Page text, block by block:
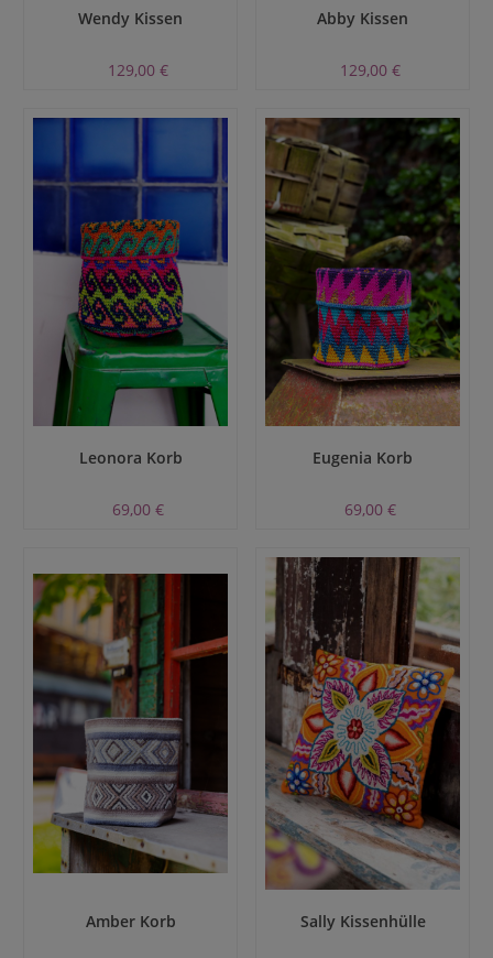
Wendy Kissen
129,00 €
Abby Kissen
129,00 €
Leonora Korb
69,00 €
Eugenia Korb
69,00 €
Amber Korb Sally Kissenhülle